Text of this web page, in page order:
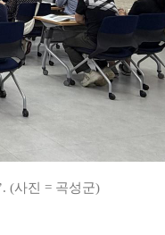
(사진 = 곡성군)